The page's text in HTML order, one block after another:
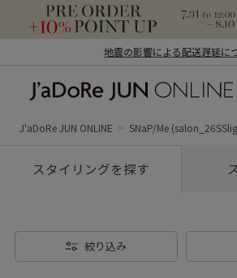
地震の影響による配送遅延に
ン オンライン）
J'aDoRe JUN ONLINE SNaP/Me
スタイリングを探す
絞り込み